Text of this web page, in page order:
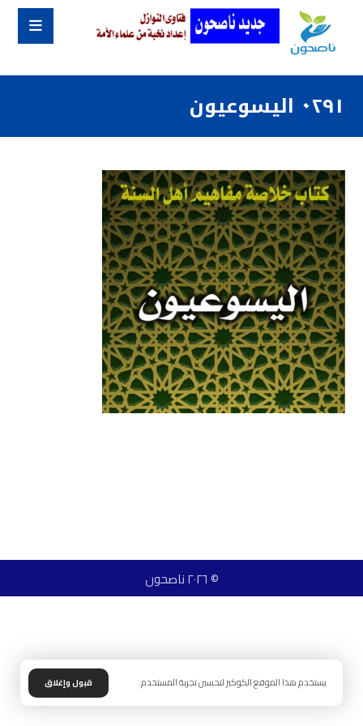
٠٢٩١ اليسوعيون
© ٢٠٢٦ ناصحون
يستخدم هذا الموقع الكوكيز لتحسين تجربة المستخدم. قبول وإغلاق